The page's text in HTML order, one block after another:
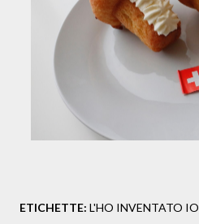
ETICHETTE: L'HO INVENTATO IO